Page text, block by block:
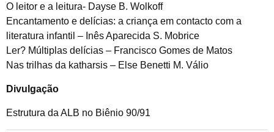
O leitor e a leitura- Dayse B. Wolkoff
Encantamento e delícias: a criança em contacto com a
literatura infantil – Inês Aparecida S. Mobrice
Ler? Múltiplas delícias – Francisco Gomes de Matos
Nas trilhas da katharsis – Else Benetti M. Válio
Divulgação
Estrutura da ALB no Biênio 90/91